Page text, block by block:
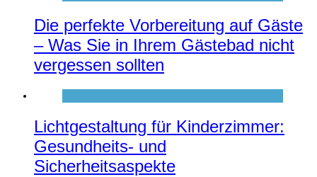
Die perfekte Vorbereitung auf Gäste
– Was Sie in Ihrem Gästebad nicht
vergessen sollten
Lichtgestaltung für Kinderzimmer:
Gesundheits- und
Sicherheitsaspekte